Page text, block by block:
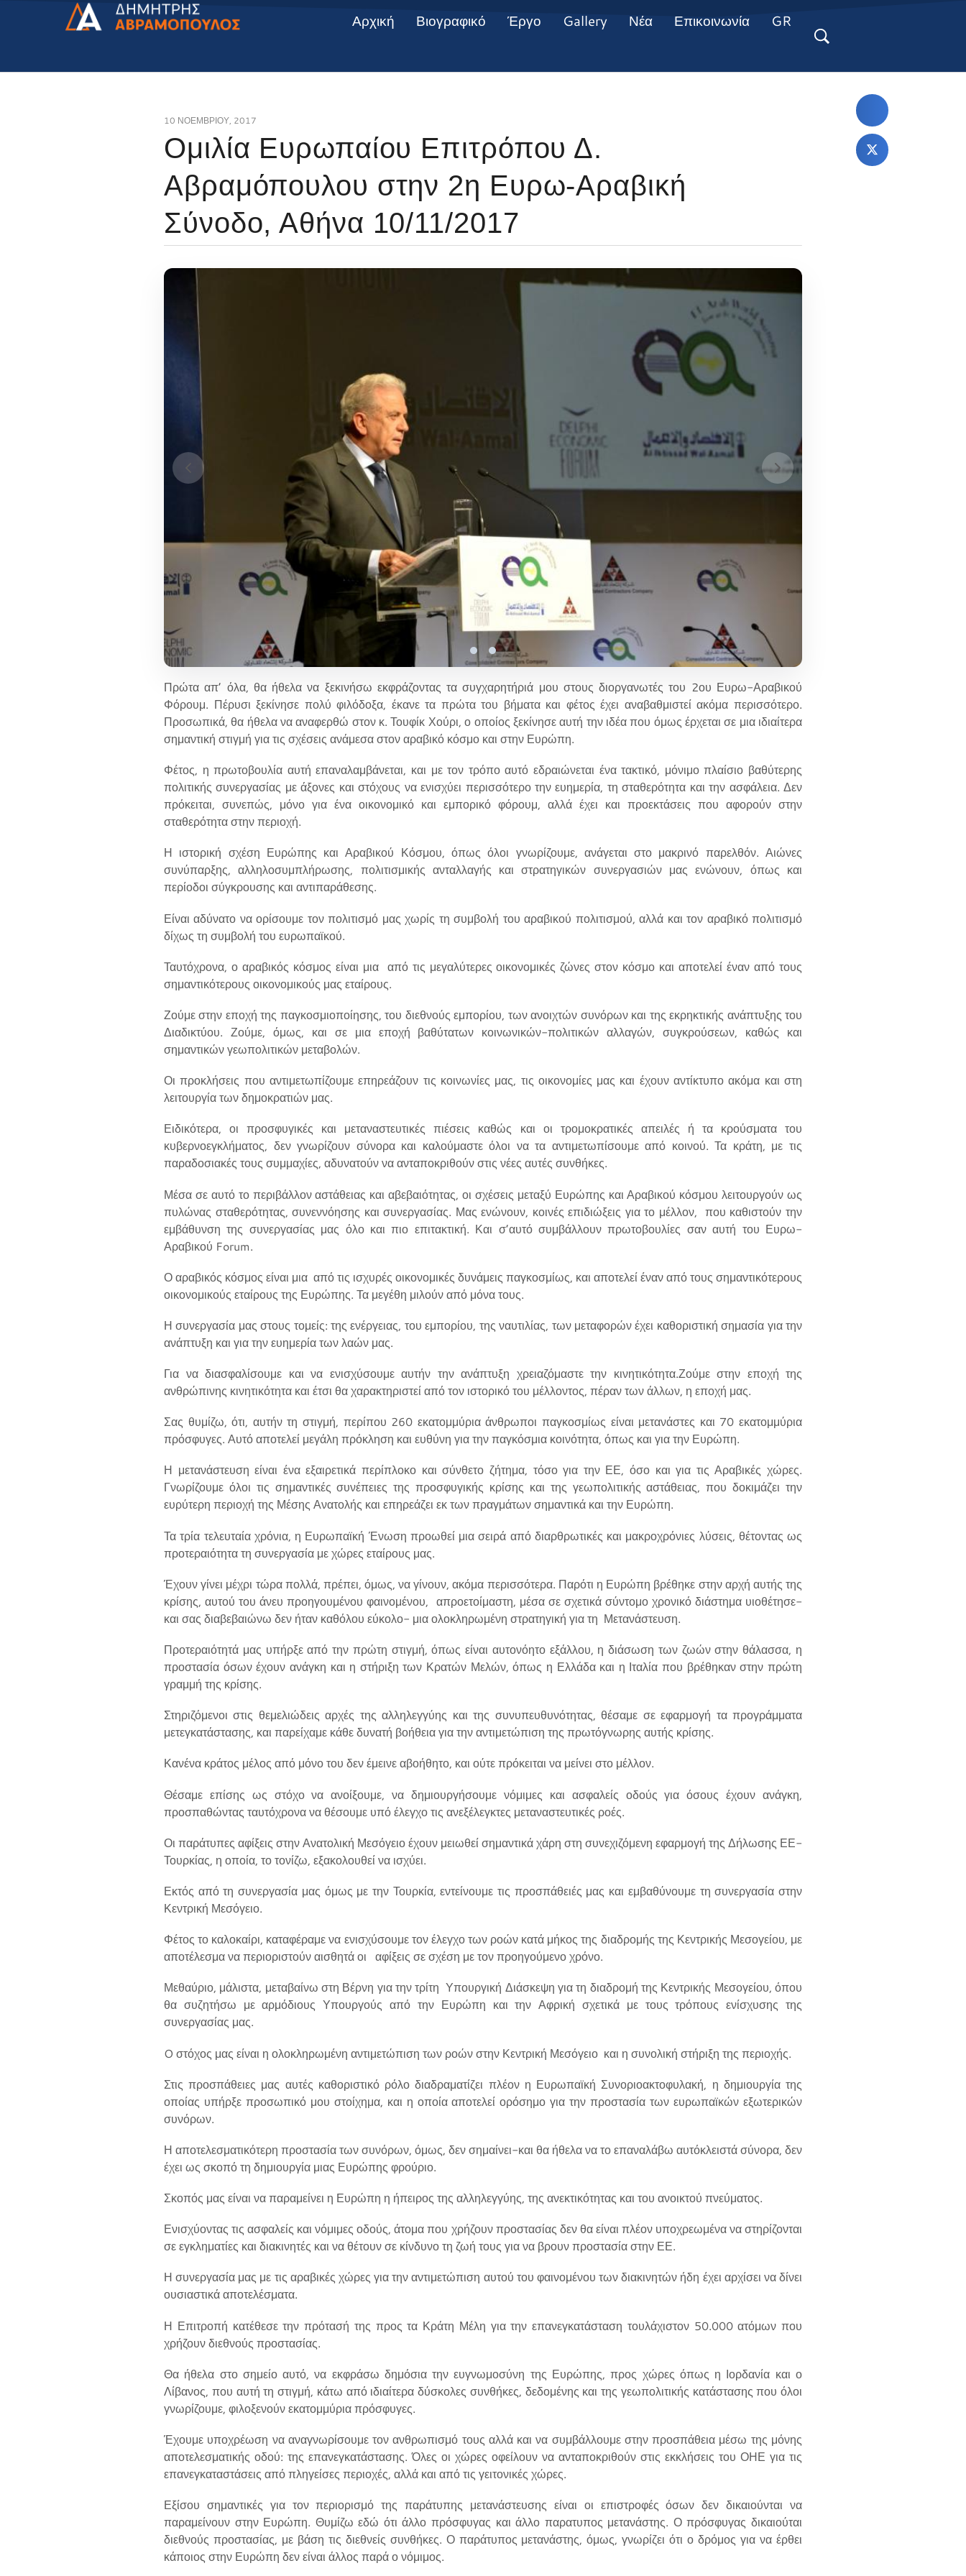
Αρχική Βιογραφικό Έργο Gallery Νέα Επικοινωνία GR
10 ΝΟΕΜΒΡΊΟΥ, 2017
Ομιλία Ευρωπαίου Επιτρόπου Δ.
Αβραμόπουλου στην 2η Ευρω-Αραβική
Σύνοδο, Αθήνα 10/11/2017
Πρώτα απ’ όλα, θα ήθελα να ξεκινήσω εκφράζοντας τα συγχαρητήριά μου στους διοργανωτές του 2ου Ευρω-Αραβικού
Φόρουμ. Πέρυσι ξεκίνησε πολύ φιλόδοξα, έκανε τα πρώτα του βήματα και φέτος έχει αναβαθμιστεί ακόμα περισσότερο.
Προσωπικά, θα ήθελα να αναφερθώ στον κ. Τουφίκ Χούρι, ο οποίος ξεκίνησε αυτή την ιδέα που όμως έρχεται σε μια ιδιαίτερα
σημαντική στιγμή για τις σχέσεις ανάμεσα στον αραβικό κόσμο και στην Ευρώπη.
Φέτος, η πρωτοβουλία αυτή επαναλαμβάνεται, και με τον τρόπο αυτό εδραιώνεται ένα τακτικό, μόνιμο πλαίσιο βαθύτερης
πολιτικής συνεργασίας με άξονες και στόχους να ενισχύει περισσότερο την ευημερία, τη σταθερότητα και την ασφάλεια. Δεν
πρόκειται, συνεπώς, μόνο για ένα οικονομικό και εμπορικό φόρουμ, αλλά έχει και προεκτάσεις που αφορούν στην
σταθερότητα στην περιοχή.
Η ιστορική σχέση Ευρώπης και Αραβικού Κόσμου, όπως όλοι γνωρίζουμε, ανάγεται στο μακρινό παρελθόν. Αιώνες
συνύπαρξης, αλληλοσυμπλήρωσης, πολιτισμικής ανταλλαγής και στρατηγικών συνεργασιών μας ενώνουν, όπως και
περίοδοι σύγκρουσης και αντιπαράθεσης.
Είναι αδύνατο να ορίσουμε τον πολιτισμό μας χωρίς τη συμβολή του αραβικού πολιτισμού, αλλά και τον αραβικό πολιτισμό
δίχως τη συμβολή του ευρωπαϊκού.
Ταυτόχρονα, ο αραβικός κόσμος είναι μια από τις μεγαλύτερες οικονομικές ζώνες στον κόσμο και αποτελεί έναν από τους
σημαντικότερους οικονομικούς μας εταίρους.
Ζούμε στην εποχή της παγκοσμιοποίησης, του διεθνούς εμπορίου, των ανοιχτών συνόρων και της εκρηκτικής ανάπτυξης του
Διαδικτύου. Ζούμε, όμως, και σε μια εποχή βαθύτατων κοινωνικών-πολιτικών αλλαγών, συγκρούσεων, καθώς και
σημαντικών γεωπολιτικών μεταβολών.
Οι προκλήσεις που αντιμετωπίζουμε επηρεάζουν τις κοινωνίες μας, τις οικονομίες μας και έχουν αντίκτυπο ακόμα και στη
λειτουργία των δημοκρατιών μας.
Ειδικότερα, οι προσφυγικές και μεταναστευτικές πιέσεις καθώς και οι τρομοκρατικές απειλές ή τα κρούσματα του
κυβερνοεγκλήματος, δεν γνωρίζουν σύνορα και καλούμαστε όλοι να τα αντιμετωπίσουμε από κοινού. Τα κράτη, με τις
παραδοσιακές τους συμμαχίες, αδυνατούν να ανταποκριθούν στις νέες αυτές συνθήκες.
Μέσα σε αυτό το περιβάλλον αστάθειας και αβεβαιότητας, οι σχέσεις μεταξύ Ευρώπης και Αραβικού κόσμου λειτουργούν ως
πυλώνας σταθερότητας, συνεννόησης και συνεργασίας. Μας ενώνουν, κοινές επιδιώξεις για το μέλλον, που καθιστούν την
εμβάθυνση της συνεργασίας μας όλο και πιο επιτακτική. Και σ’αυτό συμβάλλουν πρωτοβουλίες σαν αυτή του Ευρω-
Αραβικού Forum.
Ο αραβικός κόσμος είναι μια από τις ισχυρές οικονομικές δυνάμεις παγκοσμίως, και αποτελεί έναν από τους σημαντικότερους
οικονομικούς εταίρους της Ευρώπης. Τα μεγέθη μιλούν από μόνα τους.
Η συνεργασία μας στους τομείς: της ενέργειας, του εμπορίου, της ναυτιλίας, των μεταφορών έχει καθοριστική σημασία για την
ανάπτυξη και για την ευημερία των λαών μας.
Για να διασφαλίσουμε και να ενισχύσουμε αυτήν την ανάπτυξη χρειαζόμαστε την κινητικότητα.Ζούμε στην εποχή της
ανθρώπινης κινητικότητα και έτσι θα χαρακτηριστεί από τον ιστορικό του μέλλοντος, πέραν των άλλων, η εποχή μας.
Σας θυμίζω, ότι, αυτήν τη στιγμή, περίπου 260 εκατομμύρια άνθρωποι παγκοσμίως είναι μετανάστες και 70 εκατομμύρια
πρόσφυγες. Αυτό αποτελεί μεγάλη πρόκληση και ευθύνη για την παγκόσμια κοινότητα, όπως και για την Ευρώπη.
Η μετανάστευση είναι ένα εξαιρετικά περίπλοκο και σύνθετο ζήτημα, τόσο για την ΕΕ, όσο και για τις Αραβικές χώρες.
Γνωρίζουμε όλοι τις σημαντικές συνέπειες της προσφυγικής κρίσης και της γεωπολιτικής αστάθειας, που δοκιμάζει την
ευρύτερη περιοχή της Μέσης Ανατολής και επηρεάζει εκ των πραγμάτων σημαντικά και την Ευρώπη.
Τα τρία τελευταία χρόνια, η Ευρωπαϊκή Ένωση προωθεί μια σειρά από διαρθρωτικές και μακροχρόνιες λύσεις, θέτοντας ως
προτεραιότητα τη συνεργασία με χώρες εταίρους μας.
Έχουν γίνει μέχρι τώρα πολλά, πρέπει, όμως, να γίνουν, ακόμα περισσότερα. Παρότι η Ευρώπη βρέθηκε στην αρχή αυτής της
κρίσης, αυτού του άνευ προηγουμένου φαινομένου, απροετοίμαστη, μέσα σε σχετικά σύντομο χρονικό διάστημα υιοθέτησε-
και σας διαβεβαιώνω δεν ήταν καθόλου εύκολο- μια ολοκληρωμένη στρατηγική για τη Μετανάστευση.
Προτεραιότητά μας υπήρξε από την πρώτη στιγμή, όπως είναι αυτονόητο εξάλλου, η διάσωση των ζωών στην θάλασσα, η
προστασία όσων έχουν ανάγκη και η στήριξη των Κρατών Μελών, όπως η Ελλάδα και η Ιταλία που βρέθηκαν στην πρώτη
γραμμή της κρίσης.
Στηριζόμενοι στις θεμελιώδεις αρχές της αλληλεγγύης και της συνυπευθυνότητας, θέσαμε σε εφαρμογή τα προγράμματα
μετεγκατάστασης, και παρείχαμε κάθε δυνατή βοήθεια για την αντιμετώπιση της πρωτόγνωρης αυτής κρίσης.
Κανένα κράτος μέλος από μόνο του δεν έμεινε αβοήθητο, και ούτε πρόκειται να μείνει στο μέλλον.
Θέσαμε επίσης ως στόχο να ανοίξουμε, να δημιουργήσουμε νόμιμες και ασφαλείς οδούς για όσους έχουν ανάγκη,
προσπαθώντας ταυτόχρονα να θέσουμε υπό έλεγχο τις ανεξέλεγκτες μεταναστευτικές ροές.
Οι παράτυπες αφίξεις στην Ανατολική Μεσόγειο έχουν μειωθεί σημαντικά χάρη στη συνεχιζόμενη εφαρμογή της Δήλωσης ΕΕ-
Τουρκίας, η οποία, το τονίζω, εξακολουθεί να ισχύει.
Εκτός από τη συνεργασία μας όμως με την Τουρκία, εντείνουμε τις προσπάθειές μας και εμβαθύνουμε τη συνεργασία στην
Κεντρική Μεσόγειο.
Φέτος το καλοκαίρι, καταφέραμε να ενισχύσουμε τον έλεγχο των ροών κατά μήκος της διαδρομής της Κεντρικής Μεσογείου, με
αποτέλεσμα να περιοριστούν αισθητά οι αφίξεις σε σχέση με τον προηγούμενο χρόνο.
Μεθαύριο, μάλιστα, μεταβαίνω στη Βέρνη για την τρίτη Υπουργική Διάσκεψη για τη διαδρομή της Κεντρικής Μεσογείου, όπου
θα συζητήσω με αρμόδιους Υπουργούς από την Ευρώπη και την Αφρική σχετικά με τους τρόπους ενίσχυσης της
συνεργασίας μας.
O στόχος μας είναι η ολοκληρωμένη αντιμετώπιση των ροών στην Κεντρική Μεσόγειο και η συνολική στήριξη της περιοχής.
Στις προσπάθειες μας αυτές καθοριστικό ρόλο διαδραματίζει πλέον η Ευρωπαϊκή Συνοριοακτοφυλακή, η δημιουργία της
οποίας υπήρξε προσωπικό μου στοίχημα, και η οποία αποτελεί ορόσημο για την προστασία των ευρωπαϊκών εξωτερικών
συνόρων.
Η αποτελεσματικότερη προστασία των συνόρων, όμως, δεν σημαίνει-και θα ήθελα να το επαναλάβω αυτόκλειστά σύνορα, δεν
έχει ως σκοπό τη δημιουργία μιας Ευρώπης φρούριο.
Σκοπός μας είναι να παραμείνει η Ευρώπη η ήπειρος της αλληλεγγύης, της ανεκτικότητας και του ανοικτού πνεύματος.
Ενισχύοντας τις ασφαλείς και νόμιμες οδούς, άτομα που χρήζουν προστασίας δεν θα είναι πλέον υποχρεωμένα να στηρίζονται
σε εγκληματίες και διακινητές και να θέτουν σε κίνδυνο τη ζωή τους για να βρουν προστασία στην ΕΕ.
Η συνεργασία μας με τις αραβικές χώρες για την αντιμετώπιση αυτού του φαινομένου των διακινητών ήδη έχει αρχίσει να δίνει
ουσιαστικά αποτελέσματα.
Η Επιτροπή κατέθεσε την πρότασή της προς τα Κράτη Μέλη για την επανεγκατάσταση τουλάχιστον 50.000 ατόμων που
χρήζουν διεθνούς προστασίας.
Θα ήθελα στο σημείο αυτό, να εκφράσω δημόσια την ευγνωμοσύνη της Ευρώπης, προς χώρες όπως η Ιορδανία και ο
Λίβανος, που αυτή τη στιγμή, κάτω από ιδιαίτερα δύσκολες συνθήκες, δεδομένης και της γεωπολιτικής κατάστασης που όλοι
γνωρίζουμε, φιλοξενούν εκατομμύρια πρόσφυγες.
Έχουμε υποχρέωση να αναγνωρίσουμε τον ανθρωπισμό τους αλλά και να συμβάλλουμε στην προσπάθεια μέσω της μόνης
αποτελεσματικής οδού: της επανεγκατάστασης. Όλες οι χώρες οφείλουν να ανταποκριθούν στις εκκλήσεις του ΟΗΕ για τις
επανεγκαταστάσεις από πληγείσες περιοχές, αλλά και από τις γειτονικές χώρες.
Εξίσου σημαντικές για τον περιορισμό της παράτυπης μετανάστευσης είναι οι επιστροφές όσων δεν δικαιούνται να
παραμείνουν στην Ευρώπη. Θυμίζω εδώ ότι άλλο πρόσφυγας και άλλο παρατυπος μετανάστης. Ο πρόσφυγας δικαιούται
διεθνούς προστασίας, με βάση τις διεθνείς συνθήκες. Ο παράτυπος μετανάστης, όμως, γνωρίζει ότι ο δρόμος για να έρθει
κάποιος στην Ευρώπη δεν είναι άλλος παρά ο νόμιμος.